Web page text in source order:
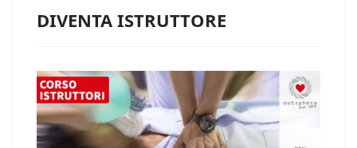
DIVENTA ISTRUTTORE